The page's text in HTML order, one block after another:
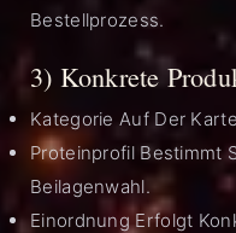
Bestellprozess.
3) Konkrete
Kategorie Auf Der
Proteinprofil Bestimmt
Beilagenwahl.
Einordnung Erfolgt